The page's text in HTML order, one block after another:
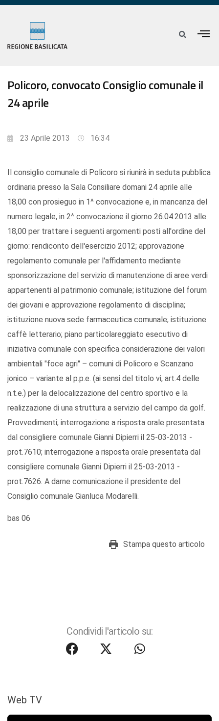
Policoro, convocato Consiglio comunale il
24 aprile
23 Aprile 2013 16:34
Il consiglio comunale di Policoro si riunirà in seduta pubblica
ordinaria presso la Sala Consiliare domani 24 aprile alle
18,00 con prosieguo in 1^ convocazione e, in mancanza del
numero legale, in 2^ convocazione il giorno 26.04.2013 alle
18,00 per trattare i seguenti argomenti posti all'ordine del
giorno: rendiconto dell'esercizio 2012; approvazione
regolamento comunale per l'affidamento mediante
sponsorizzazione del servizio di manutenzione di aree verdi
appartenenti al patrimonio comunale; istituzione del forum
dei giovani e approvazione regolamento di disciplina;
istituzione nuova sede farmaceutica comunale; istituzione
caffè letterario; piano particolareggiato esecutivo di
iniziativa comunale con specifica considerazione dei valori
ambientali "foce agri" – comuni di Policoro e Scanzano
jonico – variante al p.p.e. (ai sensi del titolo vi, art.4 delle
n.t.e.) per la delocalizzazione del centro sportivo e la
realizzazione di una struttura a servizio del campo da golf.
Provvedimenti; interrogazione a risposta orale presentata
dal consigliere comunale Gianni Dipierri il 25-03-2013 -
prot.7610; interrogazione a risposta orale presentata dal
consigliere comunale Gianni Dipierri il 25-03-2013 -
prot.7626. A darne comunicazione il presidente del
Consiglio comunale Gianluca Modarelli.
bas 06
Stampa questo articolo
Condividi l'articolo su:
Web TV